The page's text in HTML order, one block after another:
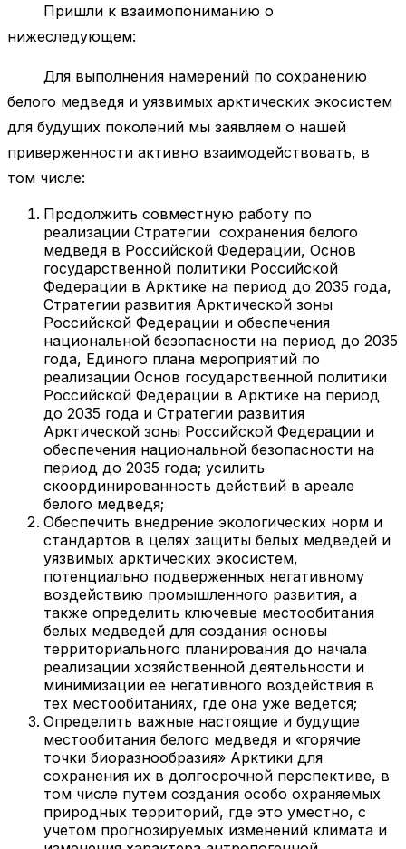
Пришли к взаимопониманию о
нижеследующем:
Для выполнения намерений по сохранению
белого медведя и уязвимых арктических экосистем
для будущих поколений мы заявляем о нашей
приверженности активно взаимодействовать, в
том числе:
Продолжить совместную работу по
реализации Стратегии сохранения белого
медведя в Российской Федерации, Основ
государственной политики Российской
Федерации в Арктике на период до 2035 года,
Стратегии развития Арктической зоны
Российской Федерации и обеспечения
национальной безопасности на период до 2035
года, Единого плана мероприятий по
реализации Основ государственной политики
Российской Федерации в Арктике на период
до 2035 года и Стратегии развития
Арктической зоны Российской Федерации и
обеспечения национальной безопасности на
период до 2035 года; усилить
скоординированность действий в ареале
белого медведя;
Обеспечить внедрение экологических норм и
стандартов в целях защиты белых медведей и
уязвимых арктических экосистем,
потенциально подверженных негативному
воздействию промышленного развития, а
также определить ключевые местообитания
белых медведей для создания основы
территориального планирования до начала
реализации хозяйственной деятельности и
минимизации ее негативного воздействия в
тех местообитаниях, где она уже ведется;
Определить важные настоящие и будущие
местообитания белого медведя и «горячие
точки биоразнообразия» Арктики для
сохранения их в долгосрочной перспективе, в
том числе путем создания особо охраняемых
природных территорий, где это уместно, с
учетом прогнозируемых изменений климата и